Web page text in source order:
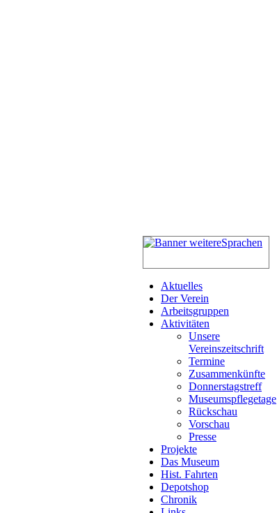
Aktuelles
Der Verein
Arbeitsgruppen
Aktivitäten
Unsere
Vereinszeitschrift
Termine
Zusammenkünfte
Donnerstagstreff
Museumspflegetage
Rückschau
Vorschau
Presse
Projekte
Das Museum
Hist. Fahrten
Depotshop
Chronik